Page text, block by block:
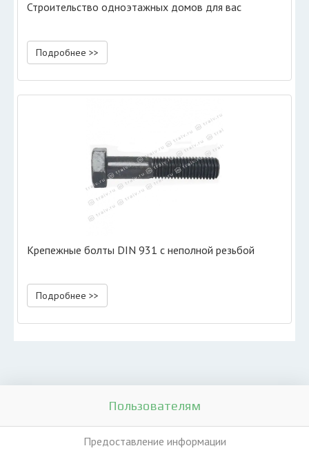
Строительство одноэтажных домов для вас
Подробнее >>
Крепежные болты DIN 931 с неполной резьбой
Подробнее >>
Пользователям
Предоставление информации